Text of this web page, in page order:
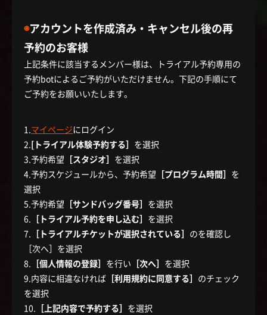
◉アカウントを作成済み・キャンセル後の再
予約のお客様
上記条件に該当するメンバー様は、トライアル予約専用の
予約botによるご予約がいただけません。下記の手順にて
ご予約をお願いいたします。
1.マイページにログイン
2.[トライアル体験予約する］ を選択
3.予約希望 ［スタジオ］ を選択
4.予約スケジュールから、予約希望 ［プログラム時間］ を
選択
5.予約希望 ［サンドバッグ番号］ を選択
6. ［トライアル予約を申し込む］ を選択
7. ［トライアルチケットが選択されている］ のを確認し
［次へ］を選択
8. ［個人情報の登録］ を行い ［次へ］ を選択
9.内容に相違なければ ［利用規約に同意する］ のチェック
を選択
10. ［上記内容で予約する］ を選択